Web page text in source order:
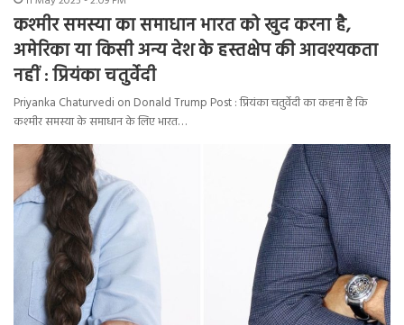
कश्मीर समस्या का समाधान भारत को खुद करना है,
अमेरिका या किसी अन्य देश के हस्तक्षेप की आवश्यकता
नहीं : प्रियंका चतुर्वेदी
Priyanka Chaturvedi on Donald Trump Post : प्रियंका चतुर्वेदी का कहना है कि
कश्मीर समस्या के समाधान के लिए भारत…